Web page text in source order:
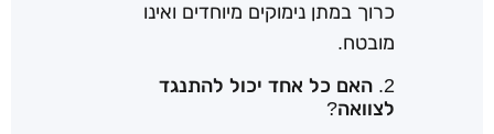
כרוך במתן נימוקים מיוחדים ואינו
מובטח.
2. האם כל אחד יכול להתנגד
לצוואה?